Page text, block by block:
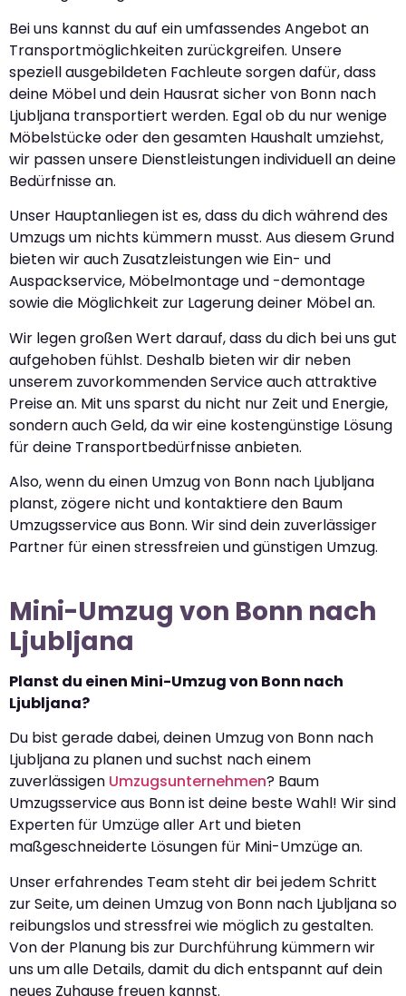
Bei uns kannst du auf ein umfassendes Angebot an
Transportmöglichkeiten zurückgreifen. Unsere
speziell ausgebildeten Fachleute sorgen dafür, dass
deine Möbel und dein Hausrat sicher von Bonn nach
Ljubljana transportiert werden. Egal ob du nur wenige
Möbelstücke oder den gesamten Haushalt umziehst,
wir passen unsere Dienstleistungen individuell an deine
Bedürfnisse an.
Unser Hauptanliegen ist es, dass du dich während des
Umzugs um nichts kümmern musst. Aus diesem Grund
bieten wir auch Zusatzleistungen wie Ein- und
Auspackservice, Möbelmontage und -demontage
sowie die Möglichkeit zur Lagerung deiner Möbel an.
Wir legen großen Wert darauf, dass du dich bei uns gut
aufgehoben fühlst. Deshalb bieten wir dir neben
unserem zuvorkommenden Service auch attraktive
Preise an. Mit uns sparst du nicht nur Zeit und Energie,
sondern auch Geld, da wir eine kostengünstige Lösung
für deine Transportbedürfnisse anbieten.
Also, wenn du einen Umzug von Bonn nach Ljubljana
planst, zögere nicht und kontaktiere den Baum
Umzugsservice aus Bonn. Wir sind dein zuverlässiger
Partner für einen stressfreien und günstigen Umzug.
Mini-Umzug von Bonn nach
Ljubljana
Planst du einen Mini-Umzug von Bonn nach
Ljubljana?
Du bist gerade dabei, deinen Umzug von Bonn nach
Ljubljana zu planen und suchst nach einem
zuverlässigen Umzugsunternehmen? Baum
Umzugsservice aus Bonn ist deine beste Wahl! Wir sind
Experten für Umzüge aller Art und bieten
maßgeschneiderte Lösungen für Mini-Umzüge an.
Unser erfahrendes Team steht dir bei jedem Schritt
zur Seite, um deinen Umzug von Bonn nach Ljubljana so
reibungslos und stressfrei wie möglich zu gestalten.
Von der Planung bis zur Durchführung kümmern wir
uns um alle Details, damit du dich entspannt auf dein
neues Zuhause freuen kannst.